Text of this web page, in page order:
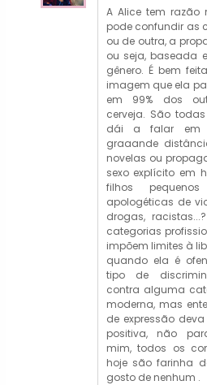
A Alice tem razão
pode confundir as
ou de outra, a
ou seja, baseada
gênero. É bem
imagem que ela
em 99% dos
cerveja. São
dái a falar em
graaande
novelas ou
sexo explícito em
filhos
apologéticas de
drogas,
categorias
impõem limites à
quando ela é
tipo de
contra alguma
moderna, mas
de expressão
positiva, não
mim, todos os
hoje são farinha
gosto de nenhum .